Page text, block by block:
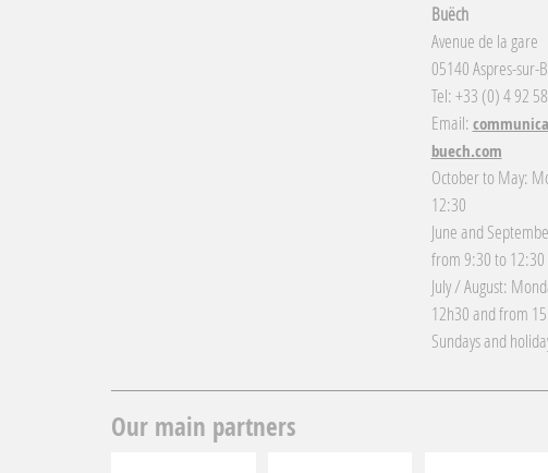
Buëch
Avenue de la gare
05140 Aspres-sur-
Tel: +33 (0) 4 92
Email:
buech.com
October to May:
12:30
June and
from 9:30 to 12:30
July / August:
12h30 and from
Sundays and
Our main partners